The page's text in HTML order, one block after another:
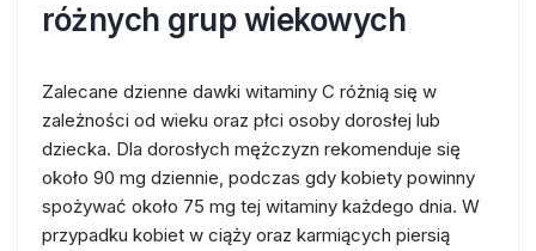
różnych grup wiekowych
Zalecane dzienne dawki witaminy C różnią się w
zależności od wieku oraz płci osoby dorosłej lub
dziecka. Dla dorosłych mężczyzn rekomenduje się
około 90 mg dziennie, podczas gdy kobiety powinny
spożywać około 75 mg tej witaminy każdego dnia. W
przypadku kobiet w ciąży oraz karmiących piersią